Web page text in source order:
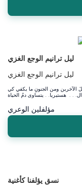
ليل ترانيم الوجع الغزي
ليل ترانيم الوجع الغزي
الآخرين ومن الجنونِ ما يكفي كي
مؤلفلين الوعري
نسق يؤلفنا كأغنية